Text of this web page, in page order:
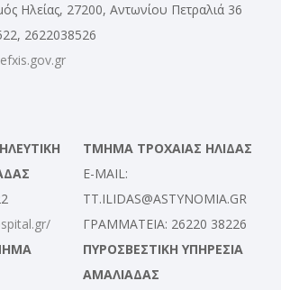
Ηλείας, 27200, Αντωνίου Πετραλιά 36
2622038526
ΤΜΗΜΑ ΤΡΟΧΑΙΑΣ ΗΛΙΔΑΣ
E-MAIL:
TT.ILIDAS@ASTYNOMIA.GR
ΓΡΑΜΜΑΤΕΙΑ: 26220 38226
ΠΥΡΟΣΒΕΣΤΙΚΗ ΥΠΗΡΕΣΙΑ
ΑΜΑΛΙΑΔΑΣ